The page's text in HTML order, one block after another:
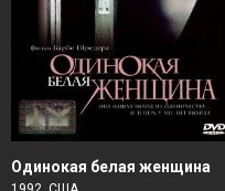
Одинокая белая женщина